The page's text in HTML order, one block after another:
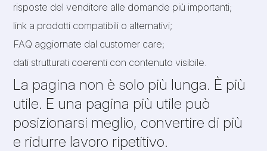
risposte del venditore alle domande più importanti;
link a prodotti compatibili o alternativi;
FAQ aggiornate dal customer care;
dati strutturati coerenti con contenuto visibile.
La pagina non è solo più lunga. È più
utile. E una pagina più utile può
posizionarsi meglio, convertire di più
e ridurre lavoro ripetitivo.